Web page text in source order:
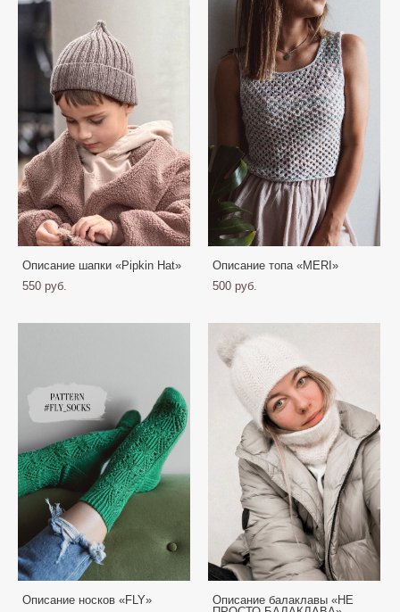
Описание шапки «Pipkin Hat»
550 pуб.
Описание топа «MERI»
500 pуб.
Описание носков «FLY»
Описание балаклавы «НЕ